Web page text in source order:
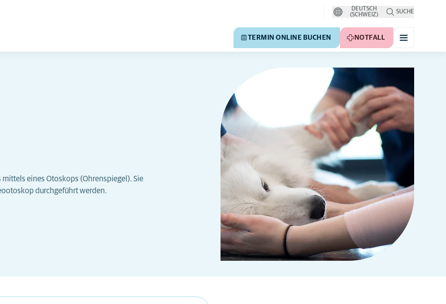
DEUTSCH
(SCHWEIZ)
SUCHE
TERMIN ONLINE BUCHEN NOTFALL
eines Otoskops (Ohrenspiegel). Sie
durchgeführt werden.